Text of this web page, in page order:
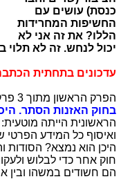
כנסת) עושים עם
החשיפות המחרידות
הללו? את זה אני לא
יכול לנחש. זה לא תלוי
עדכונים בתחתית
הפרק הראשון מתוך 3 פרקים:
בחוק האזנות הסתר.
הראשונית הייתה
ואיסוף כל המידע
היכן הוא נמצא? הסודות
חוק אחר כדי לבלוש
הם חשודים במשהו ובין